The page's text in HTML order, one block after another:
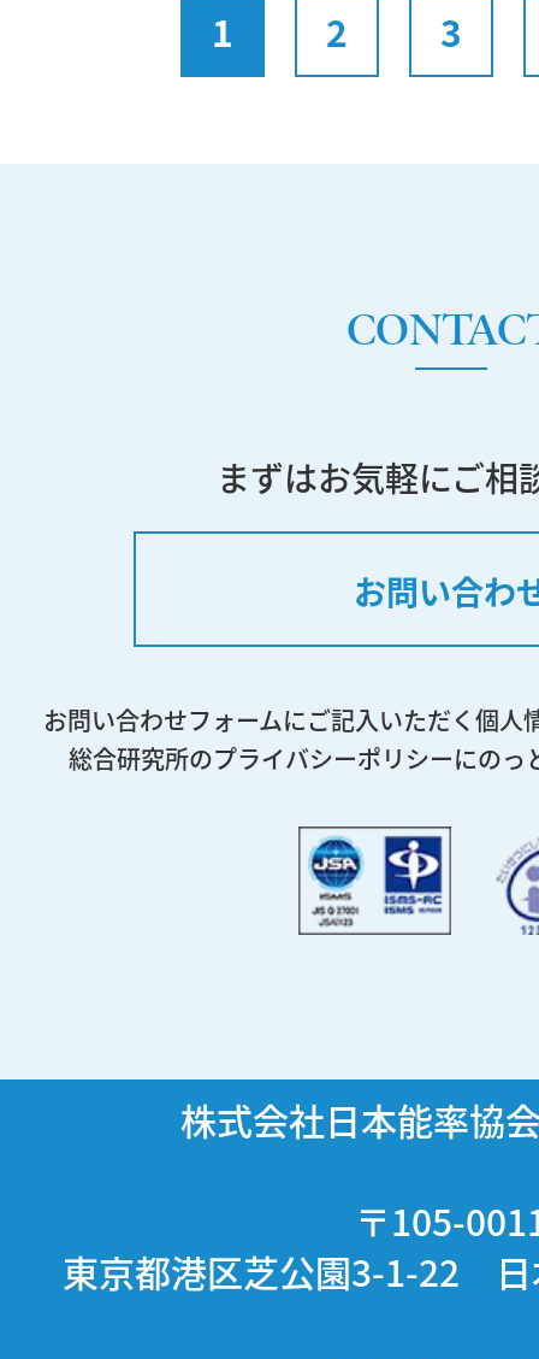
1 2 3
まずはお気軽にご相
お問い合わ
お問い合わせフォームにご記入いただく個人
総合研究所のプライバシーポリシーにのっ
株式会社日本能率協
〒105-
東京都港区芝公園3-1-22 日